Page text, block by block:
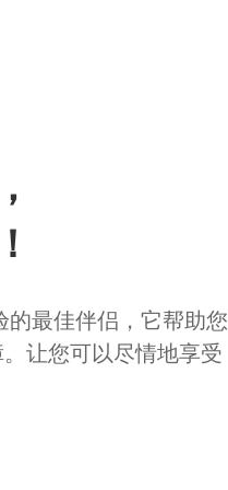
最佳伴侣，它帮助您
让您可以尽情地享受